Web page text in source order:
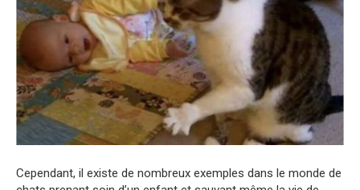
Cependant, il existe de nombreux exemples dans le monde de